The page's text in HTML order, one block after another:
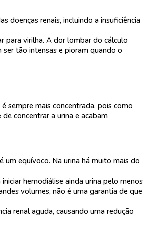
doenças renais, incluindo a insuficiência
para virilha. A dor lombar do cálculo
tão intensas e pioram quando o
sempre mais concentrada, pois como
concentrar a urina e acabam
um equívoco. Na urina há muito mais do
hemodiálise ainda urina pelo menos
volumes, não é uma garantia de que
renal aguda, causando uma redução